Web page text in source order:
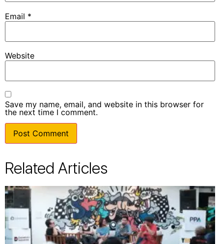
Email *
Website
Save my name, email, and website in this browser for
the next time I comment.
Related Articles